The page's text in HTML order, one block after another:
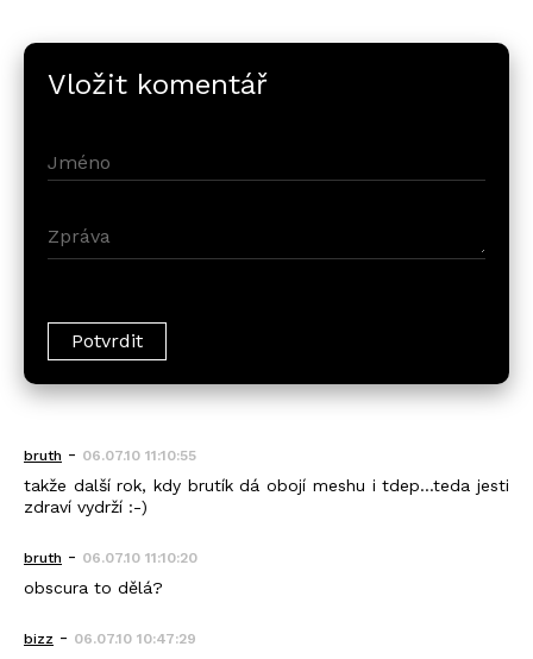
Vložit komentář
bruth - 06.07.10 11:10:55
takže další rok, kdy brutík dá obojí meshu i tdep...teda jesti
zdraví vydrží :-)
bruth - 06.07.10 11:10:20
obscura to dělá?
bizz - 06.07.10 10:47:29